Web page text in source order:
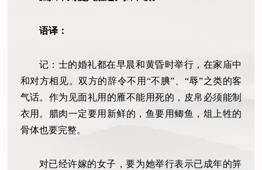
语译：
记：士的婚礼都在早晨和黄昏时举行，在家庙中
和对方相见。双方的辞令不用“不腆”、“辱”之类的客
气话。作为见面礼用的雁不能用死的，皮帛必须能制
衣用。腊肉一定要用新鲜的，鱼要用鲫鱼，俎上牲的
骨体也要完整。
对已经许嫁的女子，要为她举行表示已成年的笄